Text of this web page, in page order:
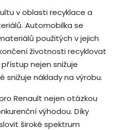
v oblasti recyklace a
Automobilka se
použitých v jejich
životnosti recyklovat
nejen snižuje
snižuje náklady na výrobu.
Renault nejen otázkou
výhodou. Díky
široké spektrum